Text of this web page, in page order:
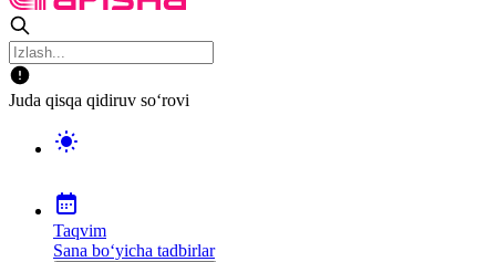
Juda qisqa qidiruv so‘rovi
Taqvim
Sana bo‘yicha tadbirlar